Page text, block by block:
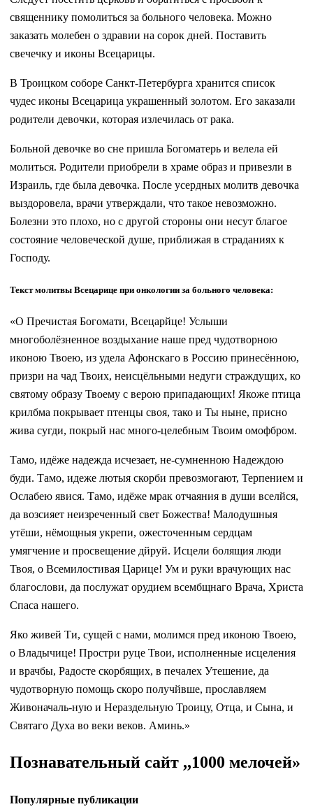
священнику помолиться за больного человека. Можно
заказать молебен о здравии на сорок дней. Поставить
свечечку и иконы Всецарицы.
В Троицком соборе Санкт-Петербурга хранится список
чудес иконы Всецарица украшенный золотом. Его заказали
родители девочки, которая излечилась от рака.
Больной девочке во сне пришла Богоматерь и велела ей
молиться. Родители приобрели в храме образ и привезли в
Израиль, где была девочка. После усердных молитв девочка
выздоровела, врачи утверждали, что такое невозможно.
Болезни это плохо, но с другой стороны они несут благое
состояние человеческой душе, приближая в страданиях к
Господу.
Текст молитвы Всецарице при онкологии за больного человека:
«О Пречистая Богомати, Всецарйце! Услыши
многоболёзненное воздыхание наше пред чудотворною
иконою Твоею, из удела Афонскаго в Россию принесённою,
призри на чад Твоих, неисцёльными недуги страждущих, ко
святому образу Твоему с верою припадающих! Якоже птица
крилбма покрывает птенцы своя, тако и Ты ныне, присно
жива сугди, покрый нас много-целебным Твоим омофбром.
Тамо, идёже надежда исчезает, не-сумненною Надеждою
буди. Тамо, идеже лютыя скорби превозмогают, Терпением и
Ослабею явися. Тамо, идёже мрак отчаяния в души вселйся,
да возсияет неизреченный свет Божества! Малодушныя
утёши, нёмощныя укрепи, ожесточенным сердцам
умягчение и просвещение дйруй. Исцели болящия люди
Твоя, о Всемилостивая Царице! Ум и руки врачующих нас
благослови, да послужат орудием всембщнаго Врача, Христа
Спаса нашего.
Яко живей Ти, сущей с нами, молимся пред иконою Твоею,
о Владычице! Простри руце Твои, исполненные исцеления
и врачбы, Радосте скорбящих, в печалех Утешение, да
чудотворную помощь скоро получйвше, прославляем
Живоначаль-ную и Нераздельную Троицу, Отца, и Сына, и
Святаго Духа во веки веков. Аминь.»
Познавательный сайт ,,1000 мелочей»
Популярные публикации